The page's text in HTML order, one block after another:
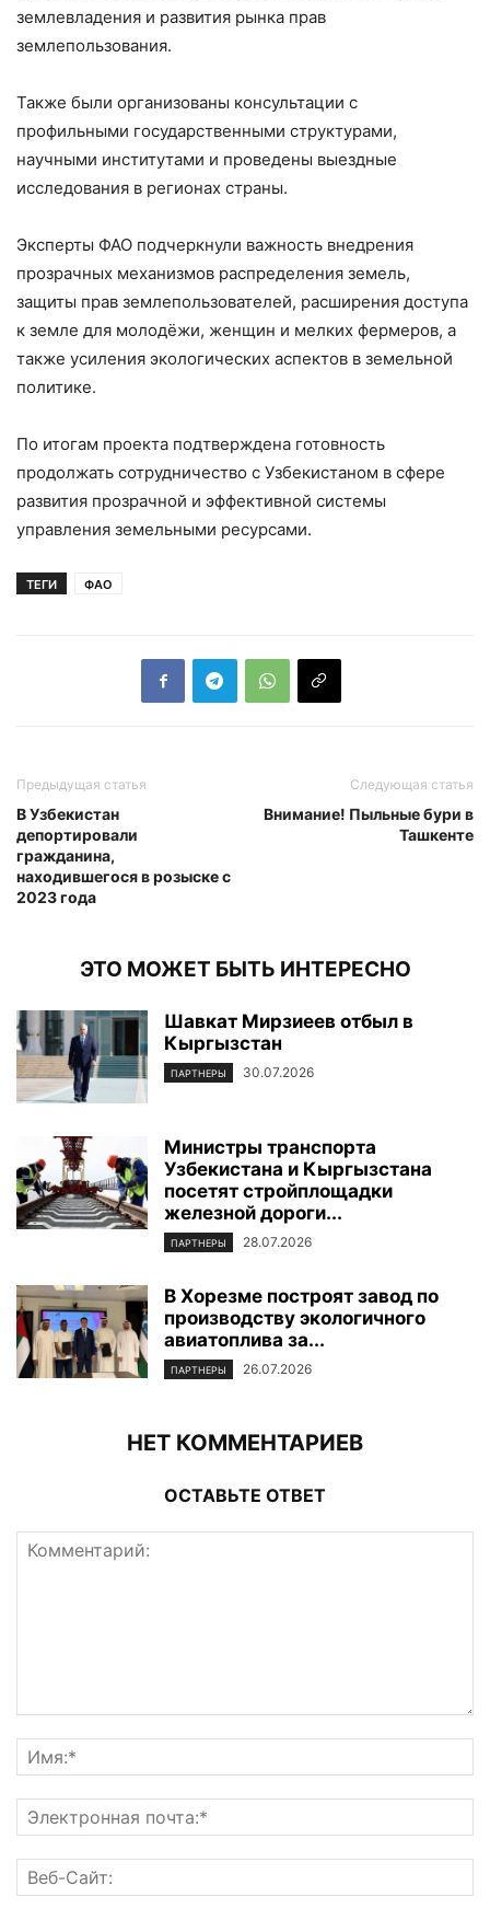
землевладения и развития рынка прав
землепользования.
Также были организованы консультации с
профильными государственными структурами,
научными институтами и проведены выездные
исследования в регионах страны.
Эксперты ФАО подчеркнули важность внедрения
прозрачных механизмов распределения земель,
защиты прав землепользователей, расширения доступа
к земле для молодёжи, женщин и мелких фермеров, а
также усиления экологических аспектов в земельной
политике.
По итогам проекта подтверждена готовность
продолжать сотрудничество с Узбекистаном в сфере
развития прозрачной и эффективной системы
управления земельными ресурсами.
ТЕГИ ФАО
Предыдущая статья
В Узбекистан
депортировали
гражданина,
находившегося в розыске с
2023 года
Следующая статья
Внимание! Пыльные бури в
Ташкенте
ЭТО МОЖЕТ БЫТЬ ИНТЕРЕСНО
Шавкат Мирзиеев отбыл в
Кыргызстан
ПАРТНЕРЫ 30.07.2026
Министры транспорта
Узбекистана и Кыргызстана
посетят стройплощадки
железной дороги...
ПАРТНЕРЫ 28.07.2026
В Хорезме построят завод по
производству экологичного
авиатоплива за...
ПАРТНЕРЫ 26.07.2026
НЕТ КОММЕНТАРИЕВ
ОСТАВЬТЕ ОТВЕТ